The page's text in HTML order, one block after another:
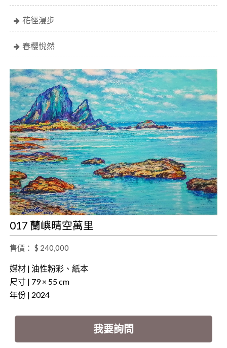
花徑漫步
春櫻悅然
017 蘭嶼晴空萬里
售價： $ 240,000
媒材 | 油性粉彩、紙本
尺寸 | 79 × 55 cm
年份 | 2024
我要詢問